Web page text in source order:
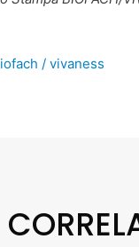
/ vivaness